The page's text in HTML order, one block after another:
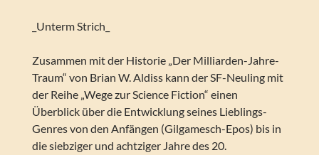
_Unterm Strich_
Zusammen mit der Historie „Der Milliarden-Jahre-
Traum“ von Brian W. Aldiss kann der SF-Neuling mit
der Reihe „Wege zur Science Fiction“ einen
Überblick über die Entwicklung seines Lieblings-
Genres von den Anfängen (Gilgamesch-Epos) bis in
die siebziger und achtziger Jahre des 20.